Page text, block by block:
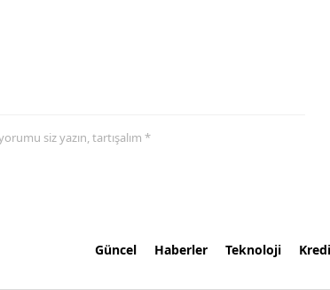
siz yazın, tartışalım *
Güncel Haberler Teknoloji Kredi